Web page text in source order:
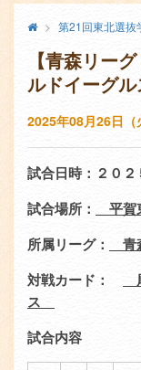
コ
ン
ン
エ
ア
メ
イ
ン
コ
ン
テ
ン
終
し
た
大
第21回東北選抜
【青森リー
ルドイーグル
2025年08月26日（
試合日時：２０
試合場所：
平賀
所属リーグ：
青
対戦カード：
ス
試合内容